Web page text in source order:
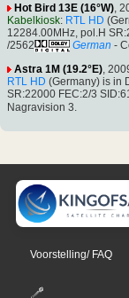
Hot Bird 13E (16°W) ,
Kabelkiosk: RTL HD
12284.00MHz, pol.H
/2562
German -
Astra 1M (19.2°E),
RTL HD (Germany) is in
SR:22000 FEC:2/3
Nagravision 3.
Voorstelling/ FAQ